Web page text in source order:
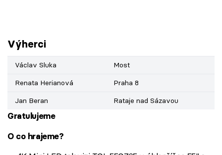
Výherci
Václav Sluka
Most
Renata Herianová
Praha 8
Jan Beran
Rataje nad Sázavou
Gratulujeme
O co hrajeme?